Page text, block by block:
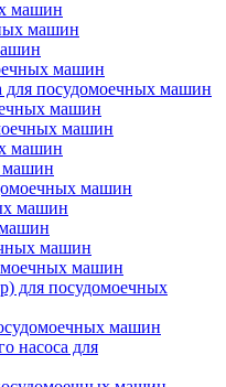
машин
машин
машин
для посудомоечных машин
машин
машин
машин
машин
машин
машин
машин
машин
для посудомоечных
машин
насоса для